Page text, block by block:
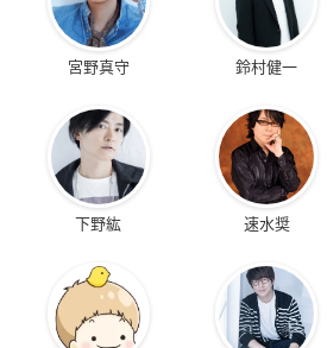
宮野真守 鈴村健一
下野紘 速水奨